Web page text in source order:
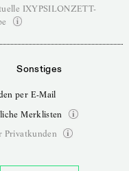
IXYPSILONZETT-
Sonstiges
per E-Mail
Merklisten
Privatkunden